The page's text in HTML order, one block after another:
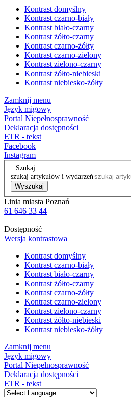
Kontrast domyślny
Kontrast czarno-biały
Kontrast biało-czarny
Kontrast żółto-czarny
Kontrast czarno-żółty
Kontrast czarno-zielony
Kontrast zielono-czarny
Kontrast żółto-niebieski
Kontrast niebiesko-żółty
Zamknij menu
Język migowy
Portal Niepełnosprawność
Deklaracja dostępności
ETR - tekst
Facebook
Instagram
Szukaj
szukaj artykułów i wydarzeń
Wyszukaj
Linia miasta Poznań
61 646 33 44
Dostępność
Wersja kontrastowa
Kontrast domyślny
Kontrast czarno-biały
Kontrast biało-czarny
Kontrast żółto-czarny
Kontrast czarno-żółty
Kontrast czarno-zielony
Kontrast zielono-czarny
Kontrast żółto-niebieski
Kontrast niebiesko-żółty
Zamknij menu
Język migowy
Portal Niepełnosprawność
Deklaracja dostępności
ETR - tekst